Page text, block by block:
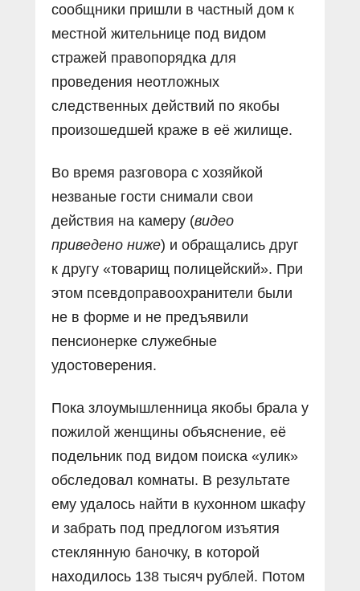
сообщники пришли в частный дом к
местной жительнице под видом
стражей правопорядка для
проведения неотложных
следственных действий по якобы
произошедшей краже в её жилище.
Во время разговора с хозяйкой
незваные гости снимали свои
действия на камеру (видео
приведено ниже) и обращались друг
к другу «товарищ полицейский». При
этом псевдоправоохранители были
не в форме и не предъявили
пенсионерке служебные
удостоверения.
Пока злоумышленница якобы брала у
пожилой женщины объяснение, её
подельник под видом поиска «улик»
обследовал комнаты. В результате
ему удалось найти в кухонном шкафу
и забрать под предлогом изъятия
стеклянную баночку, в которой
находилось 138 тысяч рублей. Потом